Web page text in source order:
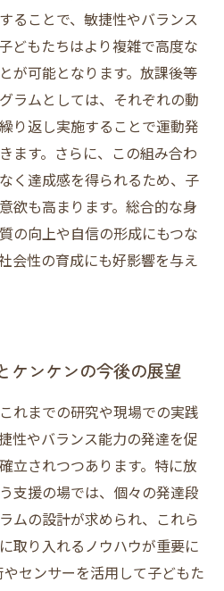
ることで、敏捷性やバランス
どもたちはより複雑で高度な
が可能となります。放課後等
ラムとしては、それぞれの動
り返し実施することで運動発
ます。さらに、この組み合わ
く達成感を得られるため、子
欲も高まります。総合的な身
の向上や自信の形成にもつな
会性の育成にも好影響を与え
ケンケンの今後の展望
れまでの研究や現場での実践
性やバランス能力の発達を促
立されつつあります。特に放
支援の場では、個々の発達段
ムの設計が求められ、これら
取り入れるノウハウが重要に
センサーを活用して子どもた